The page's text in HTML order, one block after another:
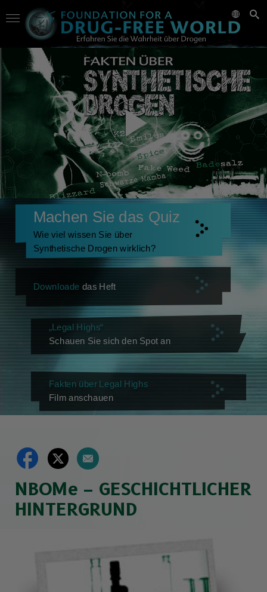
Machen Sie das Quiz
Wie viel wissen Sie über
Synthetische Drogen wirklich?
Downloade das Heft
„Legal Highs“
Schauen Sie sich den Spot an
Fakten über Legal Highs
Film anschauen
NBOMe – GESCHICHTLICHER
HINTERGRUND